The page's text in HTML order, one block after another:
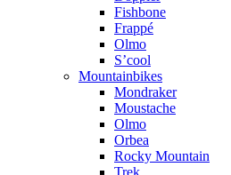
Fishbone
Frappé
Olmo
S’cool
Mountainbikes
Mondraker
Moustache
Olmo
Orbea
Rocky Mountain
Trek